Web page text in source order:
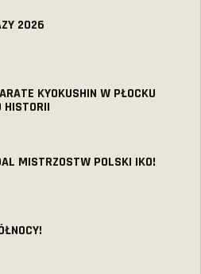
2026
KYOKUSHIN W PŁOCKU
HISTORII
MISTRZOSTW POLSKI IKO!